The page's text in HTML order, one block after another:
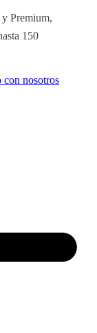
y Premium,
150
con nosotros